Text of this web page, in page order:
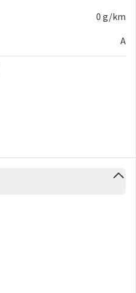
(VSM)
auf den äußeren
0 g/km
A